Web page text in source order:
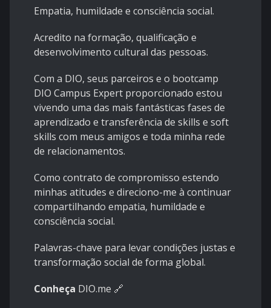
Empatia, humildade e consciência social.
Acredito na formação, qualificação e
desenvolvimento cultural das pessoas.
Com a DIO, seus parceiros e o bootcamp
DIO Campus Expert proporcionado estou
vivendo uma das mais fantásticas fases de
aprendizado e transferência de skills e soft
skills com meus amigos e toda minha rede
de relacionamentos.
Como contrato de compromisso estendo
minhas atitudes e direciono-me à continuar
compartilhando empatia, humildade e
consciência social.
Palavras-chave para levar condições justas e
transformação social de forma global.
Conheça DIO.me 🔗